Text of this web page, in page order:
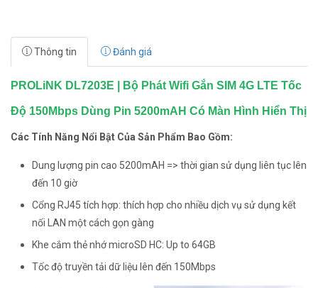
Thông tin Đánh giá
PROLiNK DL7203E | Bộ Phát Wifi Gắn SIM 4G LTE Tốc
Độ 150Mbps Dùng Pin 5200mAH Có Màn Hình Hiển Thị
Các Tính Năng Nổi Bật Của Sản Phẩm Bao Gồm:
Dung lượng pin cao 5200mAH => thời gian sử dụng liên tục lên
đến 10 giờ
Cổng RJ45 tích hợp: thích hợp cho nhiều dịch vụ sử dụng kết
nối LAN một cách gọn gàng
Khe cắm thẻ nhớ microSD HC: Up to 64GB
Tốc độ truyền tải dữ liệu lên đến 150Mbps